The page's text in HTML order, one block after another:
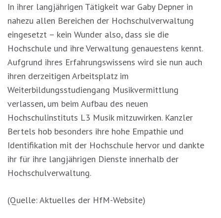
In ihrer langjährigen Tätigkeit war Gaby Depner in
nahezu allen Bereichen der Hochschulverwaltung
eingesetzt – kein Wunder also, dass sie die
Hochschule und ihre Verwaltung genauestens kennt.
Aufgrund ihres Erfahrungswissens wird sie nun auch
ihren derzeitigen Arbeitsplatz im
Weiterbildungsstudiengang Musikvermittlung
verlassen, um beim Aufbau des neuen
Hochschulinstituts L3 Musik mitzuwirken. Kanzler
Bertels hob besonders ihre hohe Empathie und
Identifikation mit der Hochschule hervor und dankte
ihr für ihre langjährigen Dienste innerhalb der
Hochschulverwaltung.
(Quelle: Aktuelles der HfM-Website)